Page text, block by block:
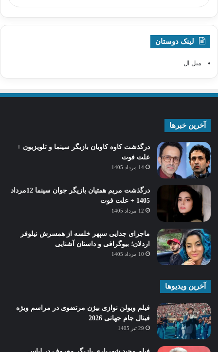
لینک دوستان
مبل ال
آخرین خبرها
درگذشت کاوه کاویان بازیگر سینما و تلویزیون +
علت فوت
14 مرداد 1405
درگذشت مریم همتیان بازیگر جوان سینما 12مرداد
1405 + علت فوت
12 مرداد 1405
ماجرای جدایی سپهر خلسه از همسرش نیلوفر
اردلان؛ بیوگرافی و داستان آشنایی
10 مرداد 1405
آخرین ویدیوها
فیلم ویولن نوازی بیژن مرتضوی در مراسم ویژه
فینال جام جهانی 2026
29 تیر 1405